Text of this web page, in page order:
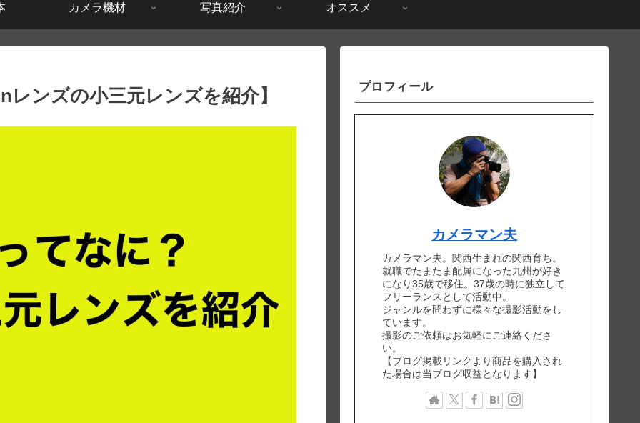
カメラ機材 写真紹介 オススメ
ンズの小三元レンズを紹介】 プロフィール
カメラマン夫
カメラマン夫。関西生まれの関西育ち。
就職でたまたま配属になった九州が好き
になり35歳で移住。37歳の時に独立して
フリーランスとして活動中。
ジャンルを問わずに様々な撮影活動をし
ています。
撮影のご依頼はお気軽にご連絡くださ
い。
【ブログ掲載リンクより商品を購入され
た場合は当ブログ収益となります】